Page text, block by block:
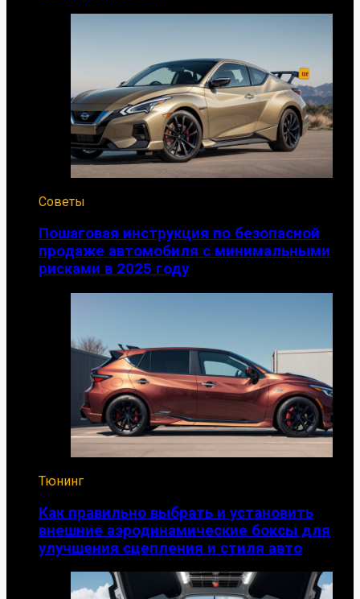
Советы
Пошаговая инструкция по безопасной
продаже автомобиля с минимальными
рисками в 2025 году
Тюнинг
Как правильно выбрать и установить
внешние аэродинамические боксы для
улучшения сцепления и стиля авто